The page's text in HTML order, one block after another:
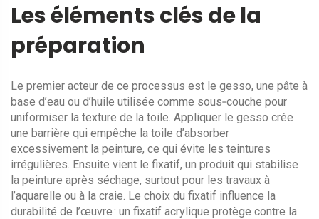
Les éléments clés de la
préparation
Le premier acteur de ce processus est le gesso, une pâte à
base d’eau ou d’huile utilisée comme sous‑couche pour
uniformiser la texture de la toile. Appliquer le gesso crée
une barrière qui empêche la toile d’absorber
excessivement la peinture, ce qui évite les teintures
irrégulières. Ensuite vient le fixatif, un produit qui stabilise
la peinture après séchage, surtout pour les travaux à
l’aquarelle ou à la craie. Le choix du fixatif influence la
durabilité de l’œuvre : un fixatif acrylique protège contre la